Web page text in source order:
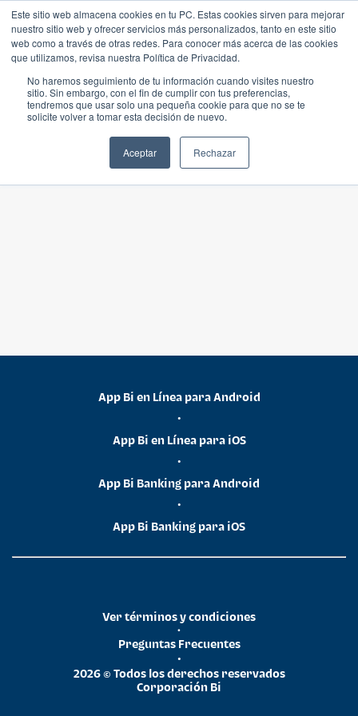
Este sitio web almacena cookies en tu PC. Estas cookies sirven para mejorar
nuestro sitio web y ofrecer servicios más personalizados, tanto en este sitio
web como a través de otras redes. Para conocer más acerca de las cookies
que utilizamos, revisa nuestra Política de Privacidad.
No haremos seguimiento de tu información cuando visites nuestro
sitio. Sin embargo, con el fin de cumplir con tus preferencias,
tendremos que usar solo una pequeña cookie para que no se te
solicite volver a tomar esta decisión de nuevo.
Aceptar Rechazar
App Bi en Línea para Android
•
App Bi en Línea para iOS
•
App Bi Banking para Android
•
App Bi Banking para iOS
2026 © Todos los derechos reservados
Corporación Bi
•
Preguntas Frecuentes
•
Ver términos y condiciones